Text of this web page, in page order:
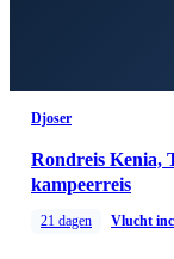
Djoser
Rondreis Kenia,
kampeerreis
21 dagen Vlucht